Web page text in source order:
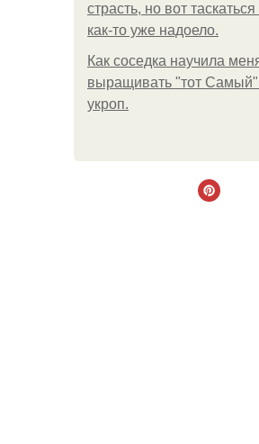
страсть, но вот
как-то уже надоело.
Как соседка научила
выращивать "тот
укроп.